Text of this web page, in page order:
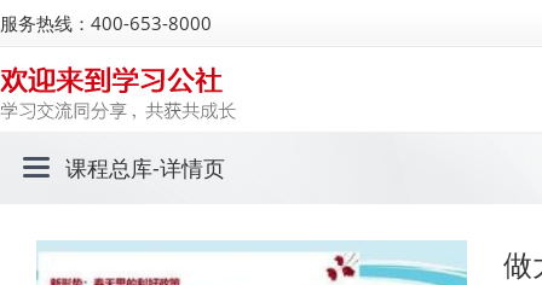
服务热线：400-653-8000
课程总库-详情页
做